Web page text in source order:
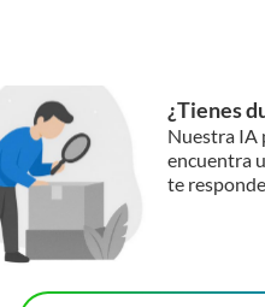
¿Tienes
Nuestra IA
encuentra
te